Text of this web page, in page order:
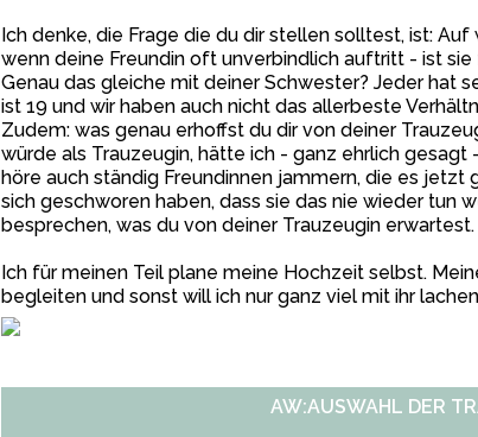
Ich denke, die Frage die du dir stellen solltest, ist:
wenn deine Freundin oft unverbindlich auftritt - ist
Genau das gleiche mit deiner Schwester? Jeder hat
ist 19 und wir haben auch nicht das allerbeste
Zudem: was genau erhoffst du dir von deiner
würde als Trauzeugin, hätte ich - ganz ehrlich
höre auch ständig Freundinnen jammern, die es
sich geschworen haben, dass sie das nie wieder tun
besprechen, was du von deiner Trauzeugin erwartest.
Ich für meinen Teil plane meine Hochzeit selbst.
begleiten und sonst will ich nur ganz viel mit ihr
AW:AUSWAHL DER